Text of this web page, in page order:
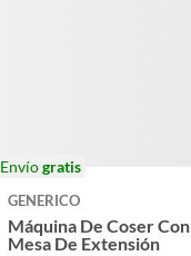
Envíogratis
GENERICO
Máquina De Coser Con
Mesa De Extensión